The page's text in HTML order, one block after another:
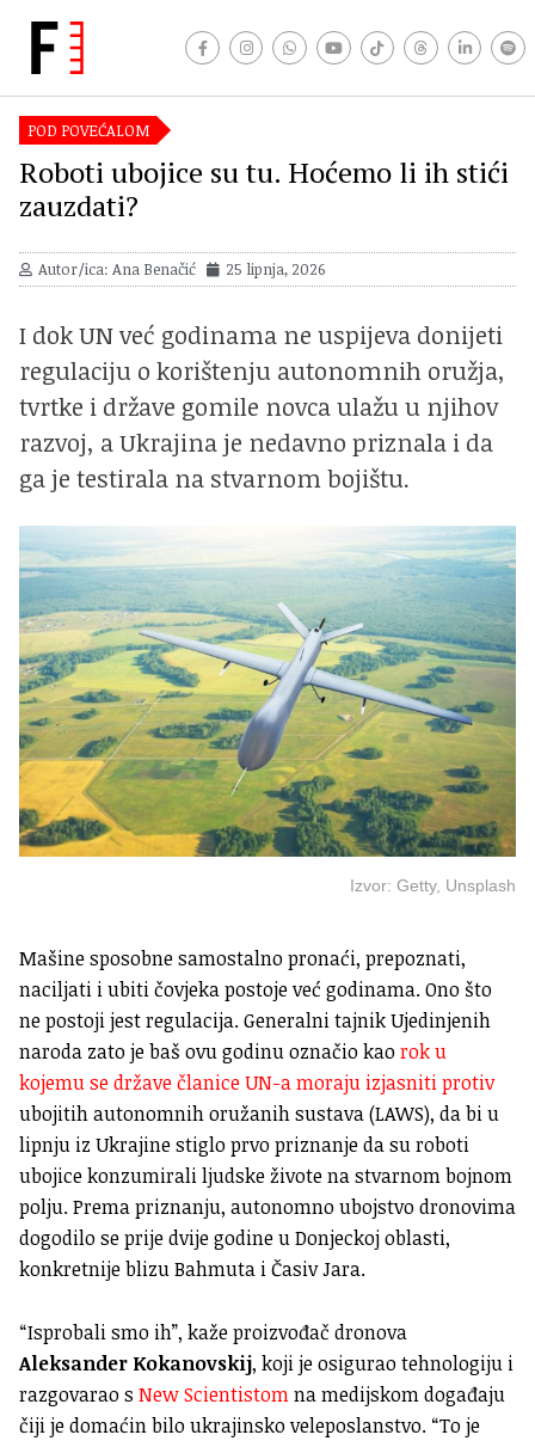
POD POVEĆALOM
Roboti ubojice su tu. Hoćemo li ih stići
zauzdati?
Autor/ica: Ana Benačić 25 lipnja, 2026
I dok UN već godinama ne uspijeva donijeti
regulaciju o korištenju autonomnih oružja,
tvrtke i države gomile novca ulažu u njihov
razvoj, a Ukrajina je nedavno priznala i da
ga je testirala na stvarnom bojištu.
Izvor: Getty, Unsplash
Mašine sposobne samostalno pronaći, prepoznati,
naciljati i ubiti čovjeka postoje već godinama. Ono što
ne postoji jest regulacija. Generalni tajnik Ujedinjenih
naroda zato je baš ovu godinu označio kaorok u
kojemu se države članice UN-a moraju izjasniti protiv
ubojitih autonomnih oružanih sustava (LAWS), da bi u
lipnju iz Ukrajine stiglo prvo priznanje da su roboti
ubojice konzumirali ljudske živote na stvarnom bojnom
polju. Prema priznanju, autonomno ubojstvo dronovima
dogodilo se prije dvije godine u Donjeckoj oblasti,
konkretnije blizu Bahmuta i Časiv Jara.
“Isprobali smo ih”, kaže proizvođač dronova
Aleksander Kokanovskij, koji je osigurao tehnologiju i
razgovarao s New Scientistomna medijskom događaju
čiji je domaćin bilo ukrajinsko veleposlanstvo. “To je